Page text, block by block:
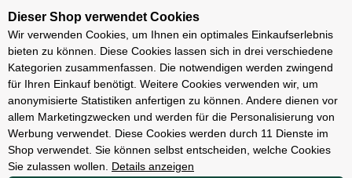
Unsere Filialen
Zubehör
Dieser Shop verwendet Cookies
Wir verwenden Cookies, um Ihnen ein optimales Einkaufserlebnis
bieten zu können. Diese Cookies lassen sich in drei verschiedene
Kategorien zusammenfassen. Die notwendigen werden zwingend
für Ihren Einkauf benötigt. Weitere Cookies verwenden wir, um
anonymisierte Statistiken anfertigen zu können. Andere dienen vor
allem Marketingzwecken und werden für die Personalisierung von
Werbung verwendet. Diese Cookies werden durch 11 Dienste im
Shop verwendet. Sie können selbst entscheiden, welche Cookies
Sie zulassen wollen.
Details anzeigen